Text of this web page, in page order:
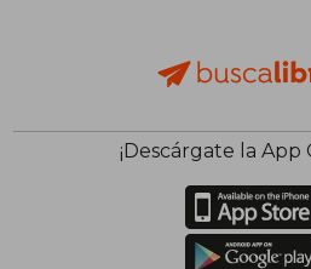
$ 106.50
¡Descárgate la App